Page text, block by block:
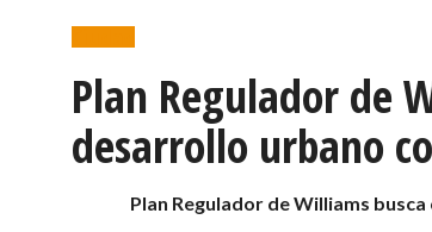
Ciudad
Plan Regulador de
desarrollo urbano
Plan Regulador de Williams